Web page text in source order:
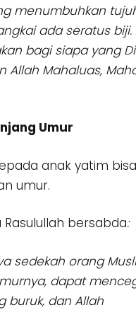
menumbuhkan
ada seratus biji.
bagi siapa yang
Allah Mahaluas,
Umur
anak yatim bisa
umur.
bersabda:
sedekah orang
dapat
buruk, dan Allah